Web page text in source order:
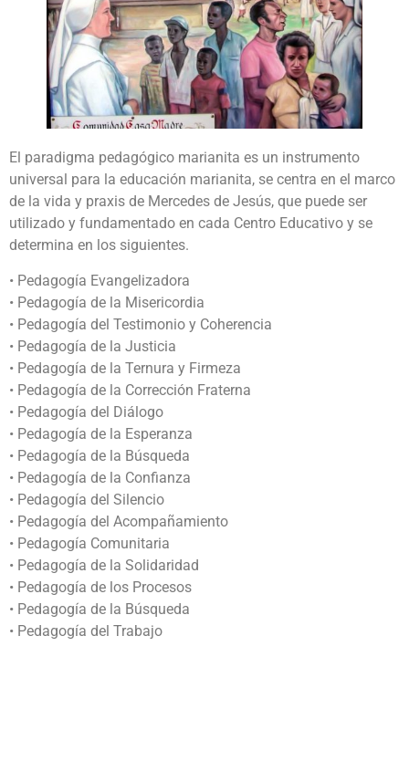
El paradigma pedagógico marianita es un instrumento
universal para la educación marianita, se centra en el marco
de la vida y praxis de Mercedes de Jesús, que puede ser
utilizado y fundamentado en cada Centro Educativo y se
determina en los siguientes.
• Pedagogía Evangelizadora
• Pedagogía de la Misericordia
• Pedagogía del Testimonio y Coherencia
• Pedagogía de la Justicia
• Pedagogía de la Ternura y Firmeza
• Pedagogía de la Corrección Fraterna
• Pedagogía del Diálogo
• Pedagogía de la Esperanza
• Pedagogía de la Búsqueda
• Pedagogía de la Confianza
• Pedagogía del Silencio
• Pedagogía del Acompañamiento
• Pedagogía Comunitaria
• Pedagogía de la Solidaridad
• Pedagogía de los Procesos
• Pedagogía de la Búsqueda
• Pedagogía del Trabajo